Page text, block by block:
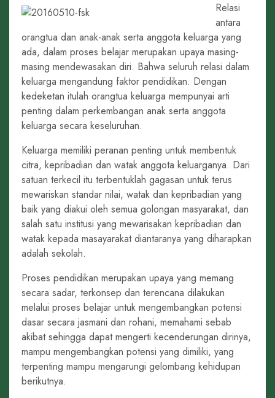
Relasi
antara
orangtua dan anak-anak serta anggota keluarga yang
ada, dalam proses belajar merupakan upaya masing-
masing mendewasakan diri. Bahwa seluruh relasi dalam
keluarga mengandung faktor pendidikan. Dengan
kedeketan itulah orangtua keluarga mempunyai arti
penting dalam perkembangan anak serta anggota
keluarga secara keseluruhan.
Keluarga memiliki peranan penting untuk membentuk
citra, kepribadian dan watak anggota keluarganya. Dari
satuan terkecil itu terbentuklah gagasan untuk terus
mewariskan standar nilai, watak dan kepribadian yang
baik yang diakui oleh semua golongan masyarakat, dan
salah satu institusi yang mewarisakan kepribadian dan
watak kepada masayarakat diantaranya yang diharapkan
adalah sekolah.
Proses pendidikan merupakan upaya yang memang
secara sadar, terkonsep dan terencana dilakukan
melalui proses belajar untuk mengembangkan potensi
dasar secara jasmani dan rohani, memahami sebab
akibat sehingga dapat mengerti kecenderungan dirinya,
mampu mengembangkan potensi yang dimiliki, yang
terpenting mampu mengarungi gelombang kehidupan
berikutnya.